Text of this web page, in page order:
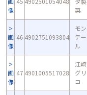
像
菓
画
像
46 4902751093804
モン
テー
ル
画
像
47 4901005517028
江崎
グリ
コ